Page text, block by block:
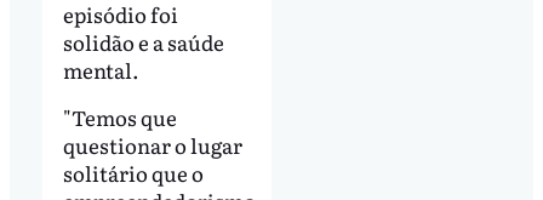
episódio foi
solidão e a saúde
mental.
"Temos que
questionar o lugar
solitário que o